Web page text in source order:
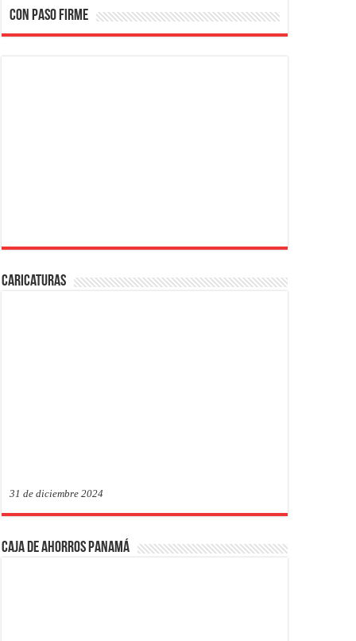
CON PASO FIRME
Caricaturas
31 de diciembre 2024
Caja de Ahorros Panamá